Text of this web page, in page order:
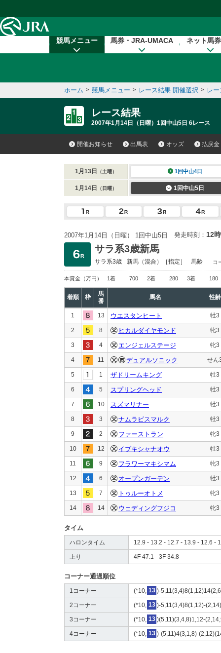
競馬メニュー 馬券・JRA-UMACA ネット馬
ホーム > 競馬メニュー > レース結果 開催選択 > レ
レース結果
2007年1月14日（日曜）1回中山5日 6レース
開催お知らせ 出馬表 オッズ 払戻金
1月13日 （土曜） 1回中山4日
1月14日 （日曜） 1回中山5日
2007年1月14日（日曜） 1回中山5日 発走時刻： 12
サラ系3歳新馬
サラ系3歳 新馬 （混合）［指定］ 馬齢 コ
本賞金 （万円） 1着 700 2着 280 3着 180
着順 枠
馬
番
馬名 性齢
1 13 ウエスタンヒート 牡3
2 8 ヒカルダイヤモンド 牝3
3 4 エンジェルステージ 牝3
4 11 デュアルソニック せん
5 1 ザドリームキング 牡3
6 5 スプリングヘッド 牡3
7 10 スズマリナー 牡3
8 3 ナムラビスマルク 牡3
9 2 ファーストラン 牝3
10 12 イブキシャナオウ 牡3
11 9 フラワーマキシマム 牝3
12 6 オープンガーデン 牡3
13 7 トゥルーオトメ 牝3
14 14 ウェディングフジコ 牝3
タイム
ハロンタイム 12.9 - 13.2 - 12.7 - 13.9 - 12.6 -
上り 4F 47.1 - 3F 34.8
コーナー通過順位
1コーナー (*10, 13 )-
2コーナー (*10, 13 )-5,11(3,4)8(1,12)-
3コーナー (*10, 13 )(5,11)(3,4,8)1,12-
4コーナー (*10, 13 )-(5,11)4(3,1,8)-